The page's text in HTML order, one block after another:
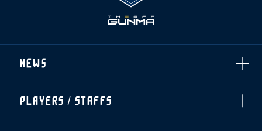
NEWS
TOPICS
CLUB
PLAYERS / STAFFS